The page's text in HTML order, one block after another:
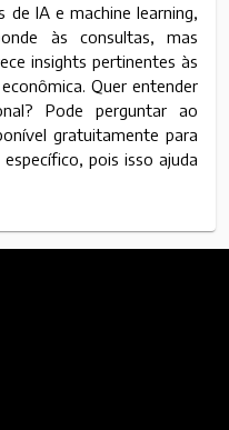
de IA e machine learning,
às consultas, mas
insights pertinentes às
Quer entender
Pode perguntar ao
gratuitamente para
pois isso ajuda